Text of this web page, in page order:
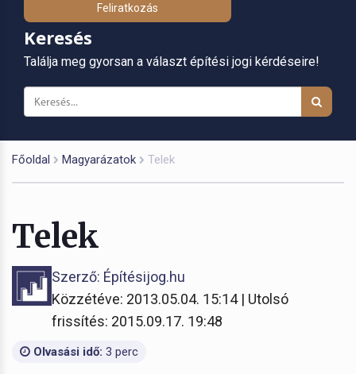
Feliratkozás
Keresés
Találja meg gyorsan a választ építési jogi kérdéseire!
Főoldal Magyarázatok Telek
Telek
Szerző: Építésijog.hu
Közzétéve: 2013.05.04. 15:14 | Utolsó
frissítés: 2015.09.17. 19:48
Olvasási idő: 3 perc